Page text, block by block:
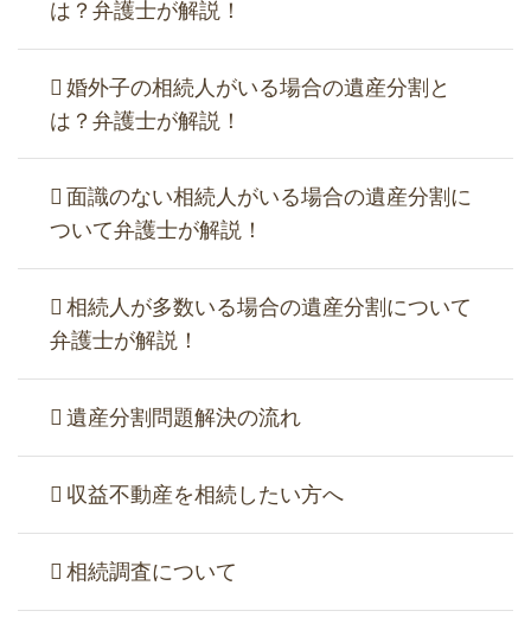
は？弁護士が解説！
婚外子の相続人がいる場合の遺産分割と
は？弁護士が解説！
面識のない相続人がいる場合の遺産分割に
ついて弁護士が解説！
相続人が多数いる場合の遺産分割について
弁護士が解説！
遺産分割問題解決の流れ
収益不動産を相続したい方へ
相続調査について